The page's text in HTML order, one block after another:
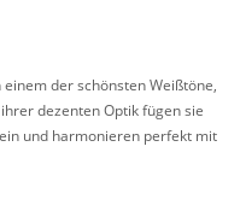
der schönsten Weißtöne,
dezenten Optik fügen sie
und harmonieren perfekt mit